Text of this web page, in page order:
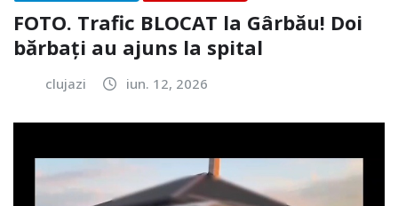
FOTO. Trafic BLOCAT la Gârbău! Doi
bărbați au ajuns la spital
clujazi iun. 12, 2026